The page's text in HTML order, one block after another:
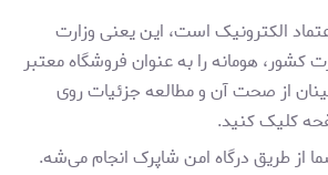
الکترونیک است، این یعنی وزارت
هومانه را به عنوان فروشگاه معتبر
از صحت آن و مطالعه جزئیات روی
کلیک کنید.
از طریق درگاه‌ امن شاپرک انجام می‌شه.